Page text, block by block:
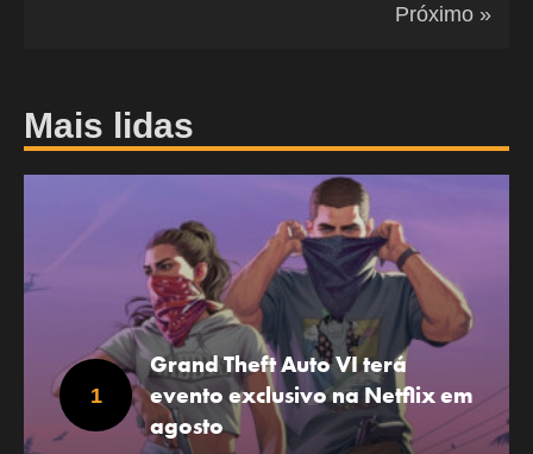
Próximo »
Mais lidas
Grand Theft Auto VI terá
evento exclusivo na Netflix em
agosto